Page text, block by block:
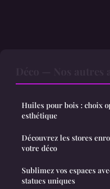
Huiles pour bois : choix
esthétique
Découvrez les stores
votre déco
Sublimez vos espaces
statues uniques